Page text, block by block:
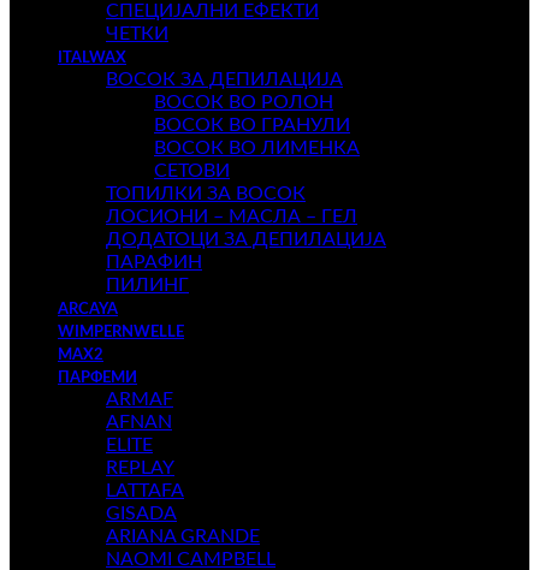
СПЕЦИЈАЛНИ ЕФЕКТИ
ЧЕТКИ
ITALWAX
ВОСОК ЗА ДЕПИЛАЦИЈА
ВОСОК ВО РОЛОН
ВОСОК ВО ГРАНУЛИ
ВОСОК ВО ЛИМЕНКА
СЕТОВИ
ТОПИЛКИ ЗА ВОСОК
ЛОСИОНИ – МАСЛА – ГЕЛ
ДОДАТОЦИ ЗА ДЕПИЛАЦИЈА
ПАРАФИН
ПИЛИНГ
ARCAYA
WIMPERNWELLE
MAX2
ПАРФЕМИ
ARMAF
AFNAN
ELITE
REPLAY
LATTAFA
GISADA
ARIANA GRANDE
NAOMI CAMPBELL